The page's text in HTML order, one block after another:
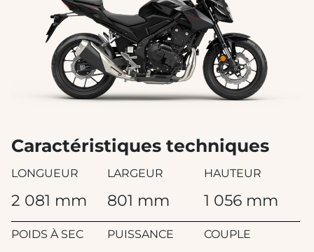
Caractéristiques techniques
LONGUEUR
2 081 mm
LARGEUR
801 mm
HAUTEUR
1 056 mm
POIDS À SEC PUISSANCE COUPLE